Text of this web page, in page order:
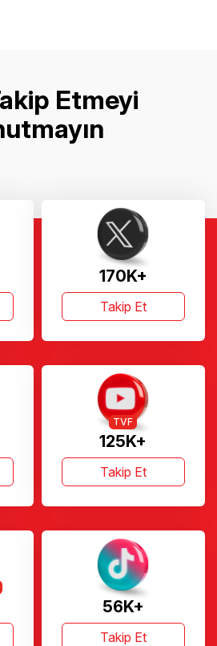
Etmeyi
170K+
Takip Et
125K+
TVF
Takip Et
56K+
Takip Et